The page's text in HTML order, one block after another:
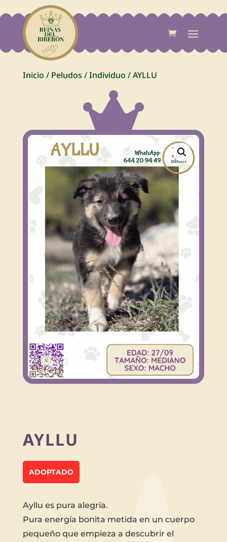
Inicio / Peludos /Individuo /AYLLU

AYLLU
ADOPTADO
Ayllu es pura alegría.
Pura energía bonita metida en un cuerpo
pequeño que empieza a descubrir el